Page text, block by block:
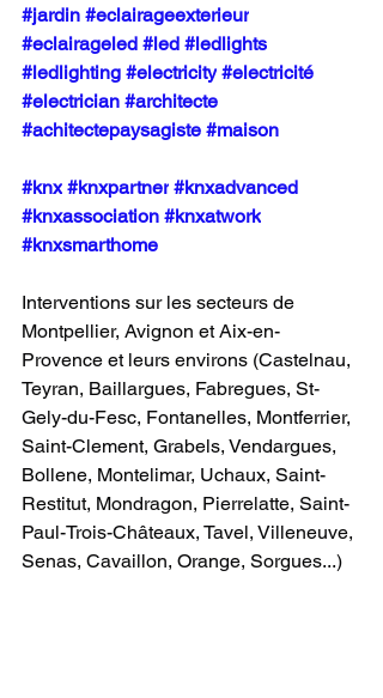
#jardin #eclairageexterieur
#eclairageled #led #ledlights
#ledlighting #electricity #electricité
#electrician #architecte
#achitectepaysagiste #maison
#knx #knxpartner #knxadvanced
#knxassociation #knxatwork
#knxsmarthome
Interventions sur les secteurs de
Montpellier, Avignon et Aix-en-
Provence et leurs environs (Castelnau,
Teyran, Baillargues, Fabregues, St-
Gely-du-Fesc, Fontanelles, Montferrier,
Saint-Clement, Grabels, Vendargues,
Bollene, Montelimar, Uchaux, Saint-
Restitut, Mondragon, Pierrelatte, Saint-
Paul-Trois-Châteaux, Tavel, Villeneuve,
Senas, Cavaillon, Orange, Sorgues...)